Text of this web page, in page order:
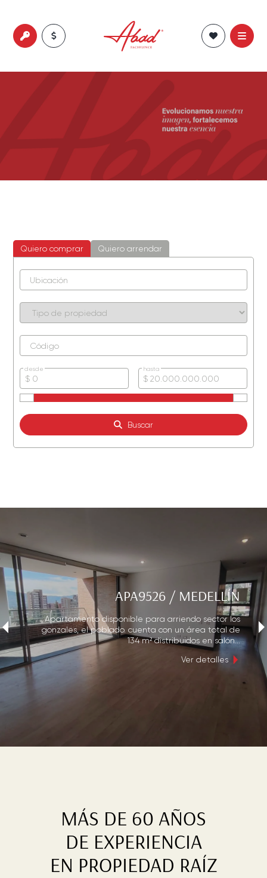
Quiero comprar Quiero arrendar
desde hasta
Buscar
APA9526 / MEDELLÍN
Apartamento disponible para arriendo sector los
gonzales, el poblado. cuenta con un área total de
134 m² distribuidos en salón...
Ver detalles
‹ ›
MÁS DE 60 AÑOS
DE EXPERIENCIA
EN PROPIEDAD RAÍZ